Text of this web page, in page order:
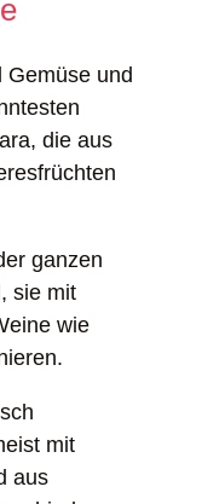
Gemüse und
die aus
ganzen
sie mit
wie
mit
aus